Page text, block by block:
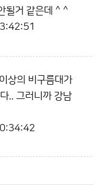
될거 같은데 ^ ^
상의 비구름대가
.. 그러니까 강남